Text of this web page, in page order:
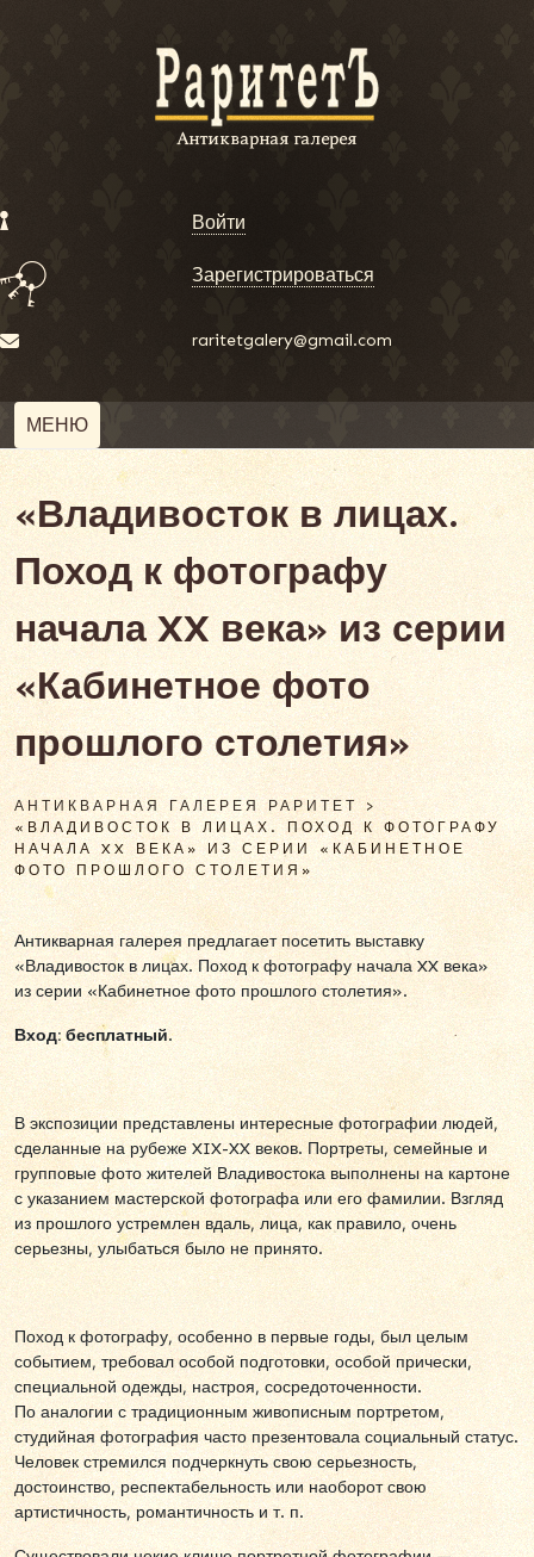
Войти
Зарегистрироваться
raritetgalery@gmail.com
МЕНЮ
«Владивосток в лицах.
Поход к фотографу
начала XX века» из серии
«Кабинетное фото
прошлого столетия»
АНТИКВАРНАЯ ГАЛЕРЕЯ РАРИТЕТ>
«ВЛАДИВОСТОК В ЛИЦАХ. ПОХОД К ФОТОГРАФУ
НАЧАЛА XX ВЕКА» ИЗ СЕРИИ «КАБИНЕТНОЕ
ФОТО ПРОШЛОГО СТОЛЕТИЯ»
Антикварная галерея предлагает посетить выставку
«Владивосток в лицах. Поход к фотографу начала XX века»
из серии «Кабинетное фото прошлого столетия».
Вход: бесплатный.
В экспозиции представлены интересные фотографии людей,
сделанные на рубеже XIX-XX веков. Портреты, семейные и
групповые фото жителей Владивостока выполнены на картоне
с указанием мастерской фотографа или его фамилии. Взгляд
из прошлого устремлен вдаль, лица, как правило, очень
серьезны, улыбаться было не принято.
Поход к фотографу, особенно в первые годы, был целым
событием, требовал особой подготовки, особой прически,
специальной одежды, настроя, сосредоточенности.
По аналогии с традиционным живописным портретом,
студийная фотография часто презентовала социальный статус.
Человек стремился подчеркнуть свою серьезность,
достоинство, респектабельность или наоборот свою
артистичность, романтичность и т. п.